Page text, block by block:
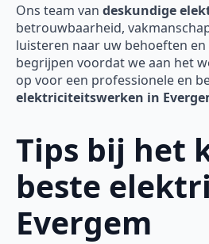
Ons team van deskundige
betrouwbaarheid,
luisteren naar uw behoeften
begrijpen voordat we aan het
op voor een professionele en
elektriciteitswerken in
Tips bij het
beste
Evergem